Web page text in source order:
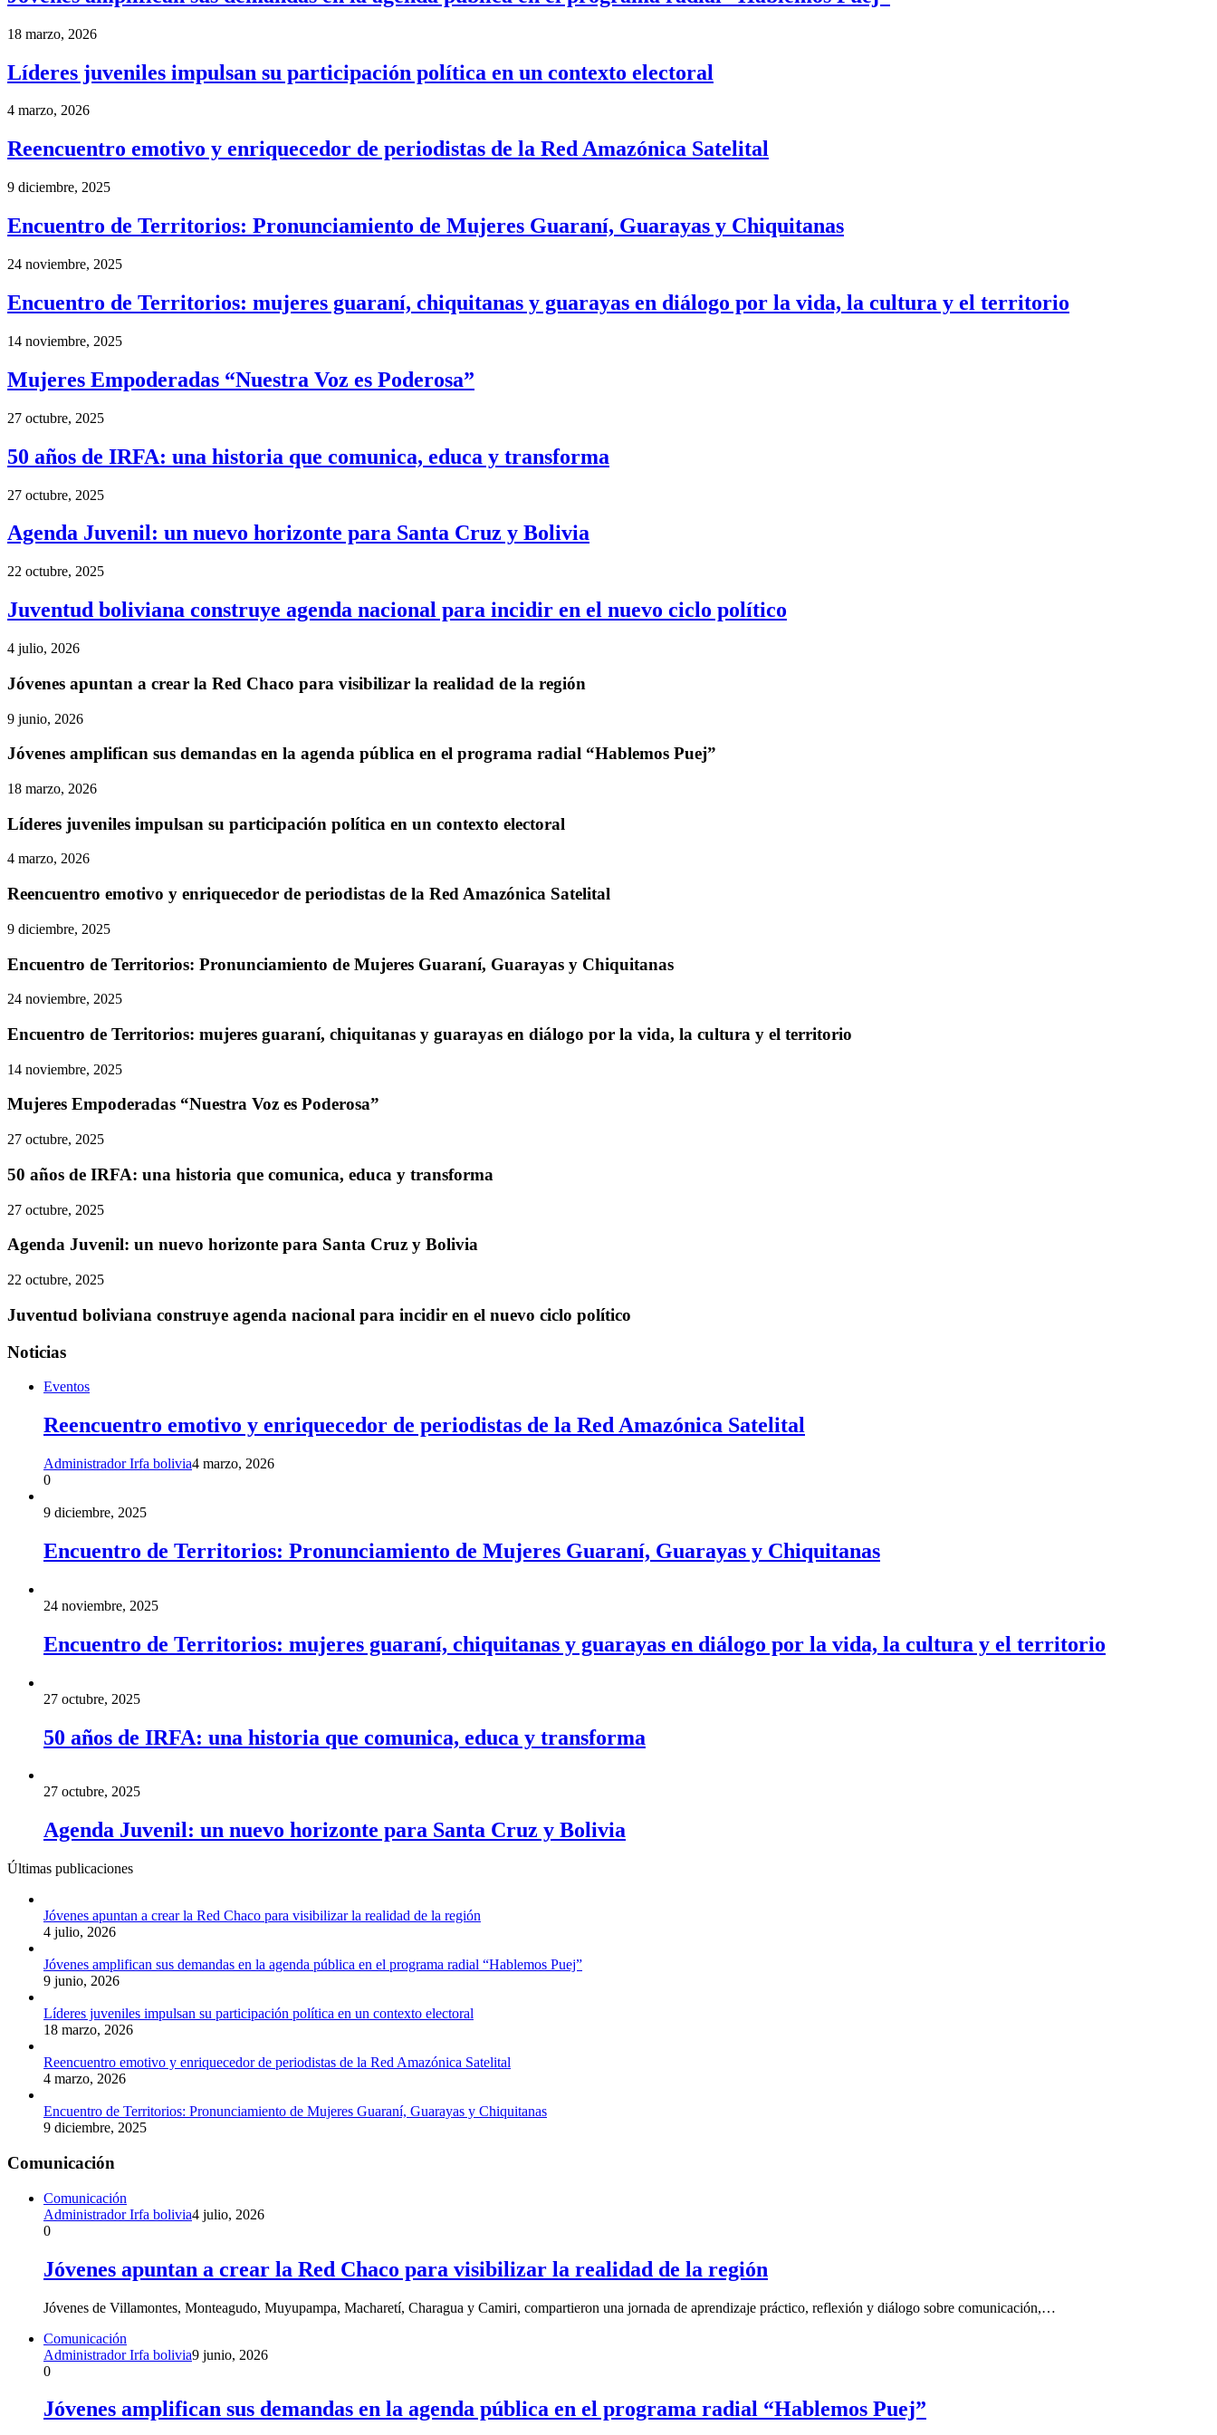
18 marzo, 2026
Líderes juveniles impulsan su participación política en un contexto electoral
4 marzo, 2026
Reencuentro emotivo y enriquecedor de periodistas de la Red Amazónica Satelital
9 diciembre, 2025
Encuentro de Territorios: Pronunciamiento de Mujeres Guaraní, Guarayas y Chiquitanas
24 noviembre, 2025
Encuentro de Territorios: mujeres guaraní, chiquitanas y guarayas en diálogo por la vida, la cultura y el territorio
14 noviembre, 2025
Mujeres Empoderadas “Nuestra Voz es Poderosa”
27 octubre, 2025
50 años de IRFA: una historia que comunica, educa y transforma
27 octubre, 2025
Agenda Juvenil: un nuevo horizonte para Santa Cruz y Bolivia
22 octubre, 2025
Juventud boliviana construye agenda nacional para incidir en el nuevo ciclo político
4 julio, 2026
Jóvenes apuntan a crear la Red Chaco para visibilizar la realidad de la región
9 junio, 2026
Jóvenes amplifican sus demandas en la agenda pública en el programa radial “Hablemos Puej”
18 marzo, 2026
Líderes juveniles impulsan su participación política en un contexto electoral
4 marzo, 2026
Reencuentro emotivo y enriquecedor de periodistas de la Red Amazónica Satelital
9 diciembre, 2025
Encuentro de Territorios: Pronunciamiento de Mujeres Guaraní, Guarayas y Chiquitanas
24 noviembre, 2025
Encuentro de Territorios: mujeres guaraní, chiquitanas y guarayas en diálogo por la vida, la cultura y el territorio
14 noviembre, 2025
Mujeres Empoderadas “Nuestra Voz es Poderosa”
27 octubre, 2025
50 años de IRFA: una historia que comunica, educa y transforma
27 octubre, 2025
Agenda Juvenil: un nuevo horizonte para Santa Cruz y Bolivia
22 octubre, 2025
Juventud boliviana construye agenda nacional para incidir en el nuevo ciclo político
Noticias
Eventos
Reencuentro emotivo y enriquecedor de periodistas de la Red Amazónica Satelital
Administrador Irfa bolivia4 marzo, 2026
0
9 diciembre, 2025
Encuentro de Territorios: Pronunciamiento de Mujeres Guaraní, Guarayas y Chiquitanas
24 noviembre, 2025
Encuentro de Territorios: mujeres guaraní, chiquitanas y guarayas en diálogo por la vida, la cultura y el territorio
27 octubre, 2025
50 años de IRFA: una historia que comunica, educa y transforma
27 octubre, 2025
Agenda Juvenil: un nuevo horizonte para Santa Cruz y Bolivia
Últimas publicaciones
Jóvenes apuntan a crear la Red Chaco para visibilizar la realidad de la región
4 julio, 2026
Jóvenes amplifican sus demandas en la agenda pública en el programa radial “Hablemos Puej”
9 junio, 2026
Líderes juveniles impulsan su participación política en un contexto electoral
18 marzo, 2026
Reencuentro emotivo y enriquecedor de periodistas de la Red Amazónica Satelital
4 marzo, 2026
Encuentro de Territorios: Pronunciamiento de Mujeres Guaraní, Guarayas y Chiquitanas
9 diciembre, 2025
Comunicación
Comunicación
Administrador Irfa bolivia4 julio, 2026
0
Jóvenes apuntan a crear la Red Chaco para visibilizar la realidad de la región
Jóvenes de Villamontes, Monteagudo, Muyupampa, Macharetí, Charagua y Camiri, compartieron una jornada de aprendizaje práctico, reflexión y diálogo sobre comunicación,…
Comunicación
Administrador Irfa bolivia9 junio, 2026
0
Jóvenes amplifican sus demandas en la agenda pública en el programa radial “Hablemos Puej”